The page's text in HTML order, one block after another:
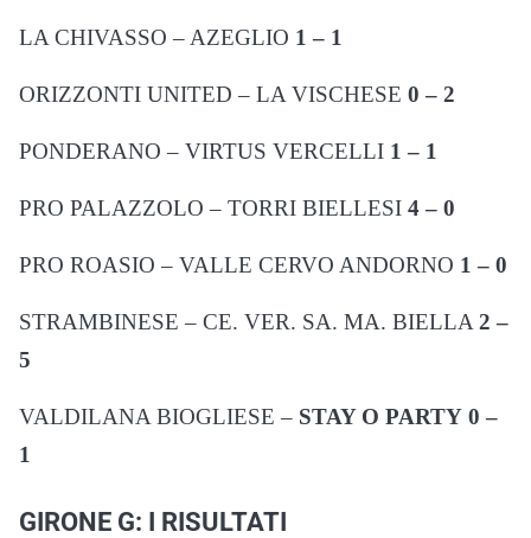
LA CHIVASSO – AZEGLIO 1 – 1
ORIZZONTI UNITED – LA VISCHESE 0 – 2
PONDERANO – VIRTUS VERCELLI 1 – 1
PRO PALAZZOLO – TORRI BIELLESI 4 – 0
PRO ROASIO – VALLE CERVO ANDORNO 1 – 0
STRAMBINESE – CE. VER. SA. MA. BIELLA 2 –
5
VALDILANA BIOGLIESE – STAY O PARTY 0 –
1
GIRONE G: I RISULTATI